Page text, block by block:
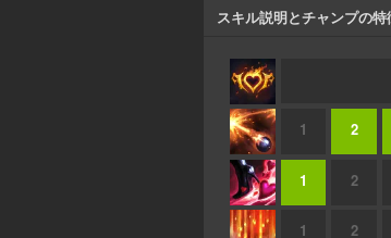
スキル説明とチャンプの特
1 2
1 2
1 2